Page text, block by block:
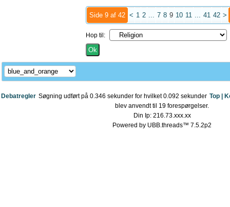
Side 9 af 42 < 1 2 ... 7 8 9 10 11 ... 41 42 >
Hop til:
Debatregler Top |
Søgning udført på 0.346 sekunder for hvilket 0.092 sekunder
blev anvendt til 19 forespørgelser.
Din Ip: 216.73.xxx.xx
Powered by UBB.threads™ 7.5.2p2